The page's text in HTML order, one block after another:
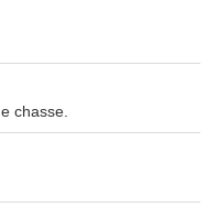
chasse.